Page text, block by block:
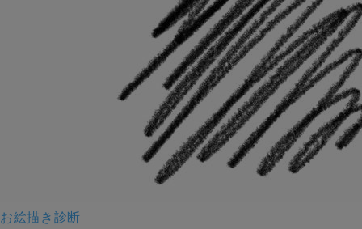
お絵描き診断